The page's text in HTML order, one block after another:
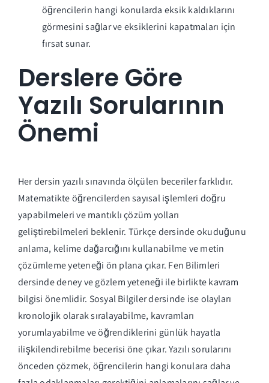
öğrencilerin hangi konularda eksik kaldıklarını
görmesini sağlar ve eksiklerini kapatmaları için
fırsat sunar.
Derslere Göre
Yazılı Sorularının
Önemi
Her dersin yazılı sınavında ölçülen beceriler farklıdır.
Matematikte öğrencilerden sayısal işlemleri doğru
yapabilmeleri ve mantıklı çözüm yolları
geliştirebilmeleri beklenir. Türkçe dersinde okuduğunu
anlama, kelime dağarcığını kullanabilme ve metin
çözümleme yeteneği ön plana çıkar. Fen Bilimleri
dersinde deney ve gözlem yeteneği ile birlikte kavram
bilgisi önemlidir. Sosyal Bilgiler dersinde ise olayları
kronolojik olarak sıralayabilme, kavramları
yorumlayabilme ve öğrendiklerini günlük hayatla
ilişkilendirebilme becerisi öne çıkar. Yazılı sorularını
önceden çözmek, öğrencilerin hangi konulara daha